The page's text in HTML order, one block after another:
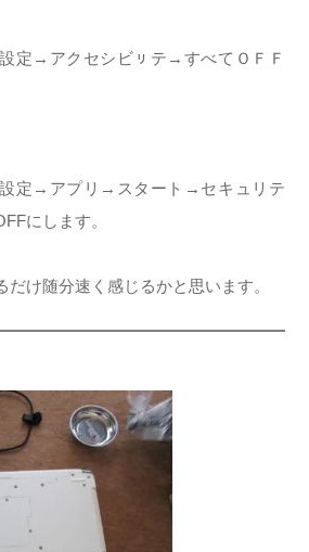
定→アクセシビㇼテ→すべてＯＦＦ
定→アプリ→スタート→セキュリテ
にします。
だけ随分速く感じるかと思います。